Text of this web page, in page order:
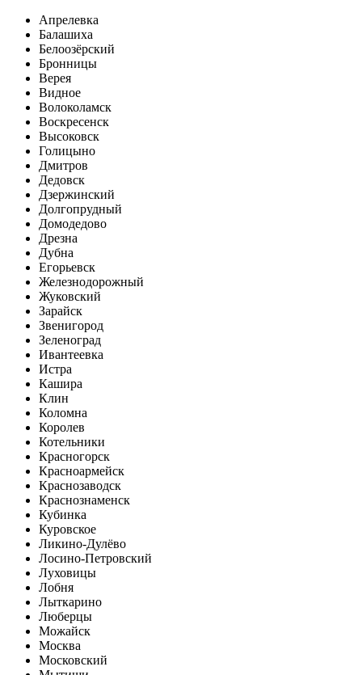
Апрелевка
Балашиха
Белоозёрский
Бронницы
Верея
Видное
Волоколамск
Воскресенск
Высоковск
Голицыно
Дмитров
Дедовск
Дзержинский
Долгопрудный
Домодедово
Дрезна
Дубна
Егорьевск
Железнодорожный
Жуковский
Зарайск
Звенигород
Зеленоград
Ивантеевка
Истра
Кашира
Клин
Коломна
Королев
Котельники
Красногорск
Красноармейск
Краснозаводск
Краснознаменск
Кубинка
Куровское
Ликино-Дулёво
Лосино-Петровский
Луховицы
Лобня
Лыткарино
Люберцы
Можайск
Москва
Московский